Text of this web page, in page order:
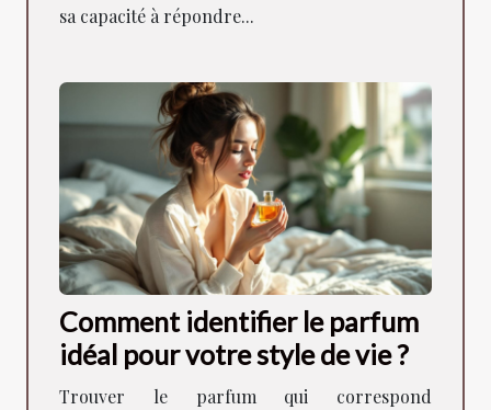
sa capacité à répondre...
Comment identifier le parfum
idéal pour votre style de vie ?
Trouver le parfum qui correspond